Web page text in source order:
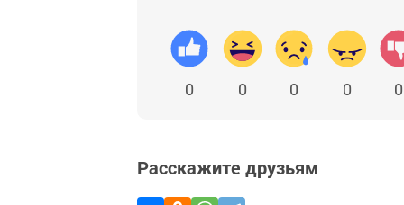
0 0 0 0 0
Расскажите друзьям